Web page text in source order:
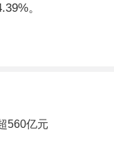
。
560亿元